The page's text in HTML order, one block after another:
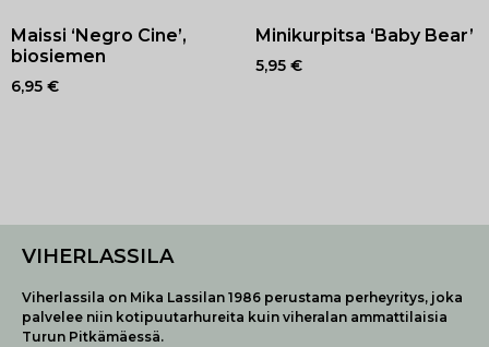
Maissi ‘Negro Cine’,
biosiemen
6,95 €
Minikurpitsa ‘Baby Bear’
5,95 €
VIHERLASSILA
Viherlassila on Mika Lassilan 1986 perustama perheyritys, joka
palvelee niin kotipuutarhureita kuin viheralan ammattilaisia
Turun Pitkämäessä.